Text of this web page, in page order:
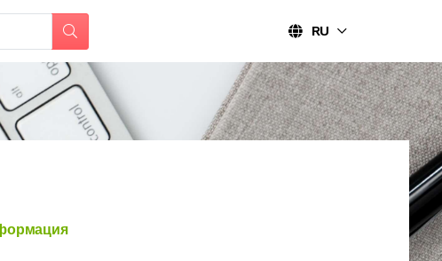
RU